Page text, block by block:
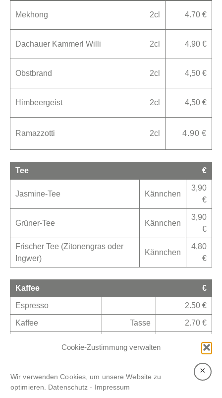
Cookie-Zustimmung verwalten
×
Wir verwenden Cookies, um unsere Website zu
optimieren. Datenschutz - Impressum
Mekhong 2cl 4.70 €
Dachauer Kammerl Willi 2cl 4.90 €
Obstbrand 2cl 4,50 €
Himbeergeist 2cl 4,50 €
Ramazzotti 2cl 4.90 €
Tee €
Jasmine-Tee Kännchen
3,90
€
Grüner-Tee Kännchen
3,90
€
Frischer Tee (Zitonengras oder
Ingwer)
Kännchen
4,80
€
Kaffee €
Espresso 2.50 €
Kaffee Tasse 2.70 €
3,20 €